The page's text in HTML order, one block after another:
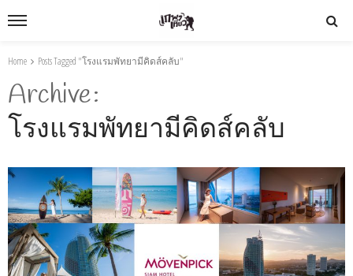
Home Posts Tagged "โรงแรมพัทยามีคิดส์คลับ"
Archive
โรงแรมพัทยามีคิดส์คลับ